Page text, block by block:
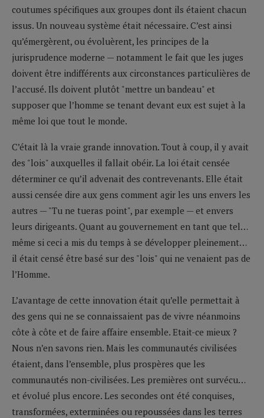
coutumes spécifiques aux groupes dont ils étaient chacun
issus. Un nouveau système était nécessaire. C’est ainsi
qu’émergèrent, ou évoluèrent, les principes de la
jurisprudence moderne — notamment le fait que les juges
doivent être indifférents aux circonstances particulières de
l’accusé. Ils doivent plutôt "mettre un bandeau" et
supposer que l’homme se tenant devant eux est sujet à la
même loi que tout le monde.
C’était là la vraie grande innovation. Tout à coup, il y avait
des "lois" auxquelles il fallait obéir. La loi était censée
déterminer ce qu’il advenait des contrevenants. Elle était
aussi censée dire aux gens comment agir les uns envers les
autres — "Tu ne tueras point", par exemple — et envers
leurs dirigeants. Quant au gouvernement en tant que tel…
même si ceci a mis du temps à se développer pleinement…
il était censé être basé sur des "lois" qui ne venaient pas de
l’Homme.
L’avantage de cette innovation était qu’elle permettait à
des gens qui ne se connaissaient pas de vivre néanmoins
côte à côte et de faire affaire ensemble. Etait-ce mieux ?
Nous n’en savons rien. Mais les communautés civilisées
étaient, dans l’ensemble, plus prospères que les
communautés non-civilisées. Les premières ont survécu…
et évolué plus encore. Les secondes ont été conquises,
transformées, exterminées ou repoussées dans les terres